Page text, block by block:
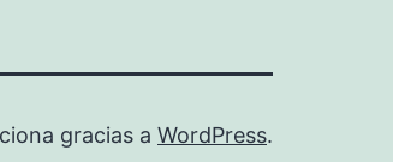
gracias a WordPress.